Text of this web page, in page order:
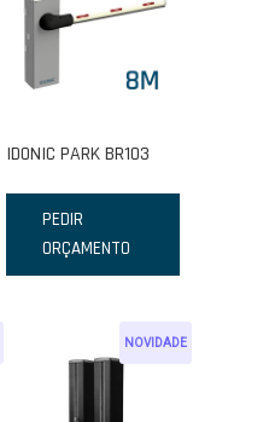
IDONIC PARK BR103
PEDIR
ORÇAMENTO
NOVIDADE